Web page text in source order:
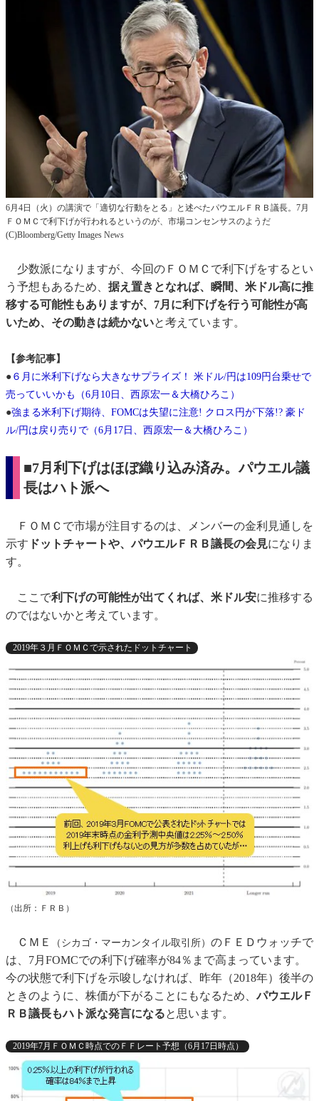
6月4日（火）の講演で「適切な行動をとる」と述べたパウエルＦＲＢ議長。7月
ＦＯＭＣで利下げが行われるというのが、市場コンセンサスのようだ
(C)Bloomberg/Getty Images News
少数派になりますが、今回のＦＯＭＣで利下げをするとい
う予想もあるため、 据え置きとなれば、瞬間、米ドル高に推
移する可能性もありますが、7月に利下げを行う可能性が高
いため、その動きは続かないと考えています。
【参考記事】
● ６月に米利下げなら大きなサプライズ！ 米ドル/円は109円台乗せで
売っていいかも（6月10日、西原宏一＆大橋ひろこ）
●強まる米利下げ期待、FOMCは失望に注意! クロス円が下落!? 豪ド
ル/円は戻り売りで（6月17日、西原宏一＆大橋ひろこ）
■7月利下げはほぼ織り込み済み。パウエル議
長はハト派へ
ＦＯＭＣで市場が注目するのは、メンバーの金利見通しを
示す ドットチャートや、パウエルＦＲＢ議長の会見になりま
す。
ここで利下げの可能性が出てくれば、米ドル安に推移する
のではないかと考えています。
2019年３月ＦＯＭＣで示されたドットチャート
（出所：ＦＲＢ）
ＣＭＥ （シカゴ・マーカンタイル取引所） のＦＥＤウォッチで
は、7月FOMCでの利下げ確率が84％まで高まっています。
今の状態で利下げを示唆しなければ、昨年（2018年）後半の
ときのように、株価が下がることにもなるため、パウエルＦ
ＲＢ議長もハト派な発言になると思います。
2019年7月ＦＯＭＣ時点でのＦＦレート予想（6月17日時点）